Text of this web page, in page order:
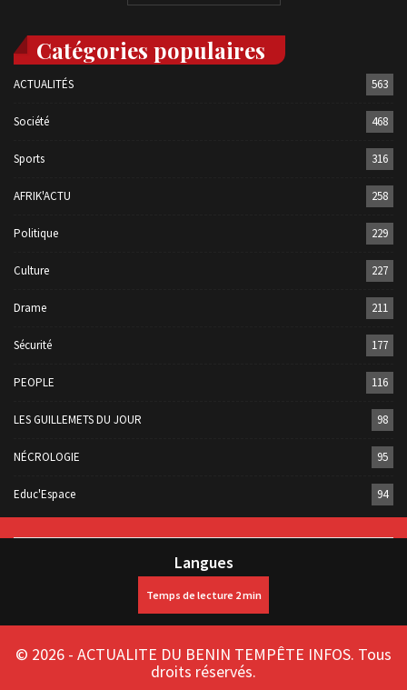
Catégories populaires
ACTUALITÉS 563
Société 468
Sports 316
AFRIK'ACTU 258
Politique 229
Culture 227
Drame 211
Sécurité 177
PEOPLE 116
LES GUILLEMETS DU JOUR 98
NÉCROLOGIE 95
Educ'Espace 94
Langues
© 2026 - ACTUALITE DU BENIN TEMPÊTE INFOS. Tous
droits réservés.